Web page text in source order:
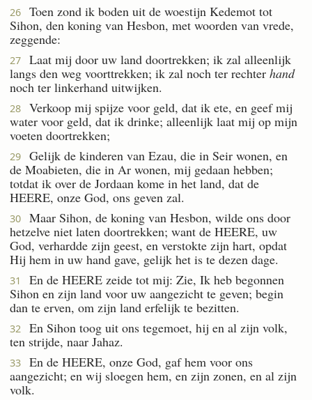
26
Toen zond ik boden uit de woestijn Kedemot tot
Sihon, den koning van Hesbon, met woorden van vrede,
zeggende:
27
Laat mij door uw land doortrekken; ik zal alleenlijk
langs den weg voorttrekken; ik zal noch ter rechter hand
noch ter linkerhand uitwijken.
28
Verkoop mij spijze voor geld, dat ik ete, en geef mij
water voor geld, dat ik drinke; alleenlijk laat mij op mijn
voeten doortrekken;
29
Gelijk de kinderen van Ezau, die in Seir wonen, en
de Moabieten, die in Ar wonen, mij gedaan hebben;
totdat ik over de Jordaan kome in het land, dat de
HEERE, onze God, ons geven zal.
30
Maar Sihon, de koning van Hesbon, wilde ons door
hetzelve niet laten doortrekken; want de HEERE, uw
God, verhardde zijn geest, en verstokte zijn hart, opdat
Hij hem in uw hand gave, gelijk het is te dezen dage.
31
En de HEERE zeide tot mij: Zie, Ik heb begonnen
Sihon en zijn land voor uw aangezicht te geven; begin
dan te erven, om zijn land erfelijk te bezitten.
32
En Sihon toog uit ons tegemoet, hij en al zijn volk,
ten strijde, naar Jahaz.
33
En de HEERE, onze God, gaf hem voor ons
aangezicht; en wij sloegen hem, en zijn zonen, en al zijn
volk.